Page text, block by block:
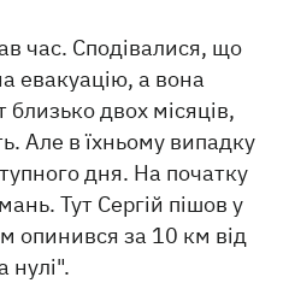
час. Сподівалися, що
евакуацію, а вона
двох місяців,
Але в їхньому випадку
дня. На початку
Тут Сергій пішов у
опинився за 10 км від
нулі".